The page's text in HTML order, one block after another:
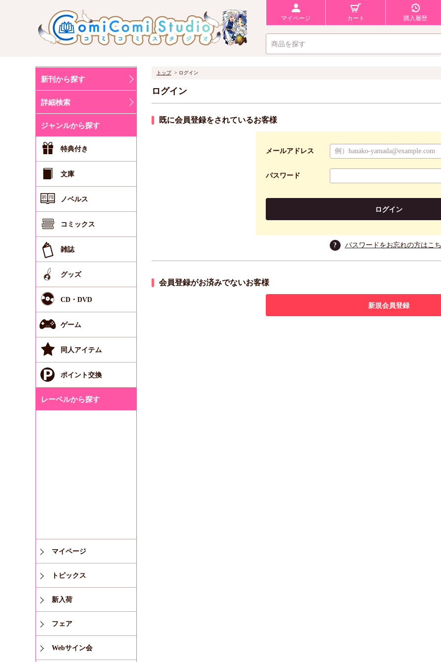
マイページ カート 購入履歴
新刊から探す
詳細検索
ジャンルから探す
特典付き
文庫
ノベルス
コミックス
雑誌
グッズ
CD・DVD
ゲーム
同人アイテム
ポイント交換
レーベルから探す
マイページ
トピックス
新入荷
フェア
Webサイン会
トップ ログイン
ログイン
既に会員登録をされているお客様
メールアドレス
パスワード
ログイン
? パスワードをお忘れの方はこ
会員登録がお済みでないお客様
新規会員登録